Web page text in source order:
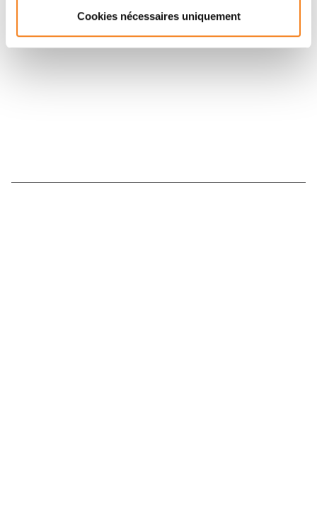
Cookies nécessaires uniquement
Retrouvez notre actualité sur les réseaux
sociaux et en vous inscrivant à notre newsletter.